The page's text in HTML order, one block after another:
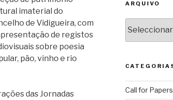
imaterial do
de Vidigueira, com
de registos
sobre poesia
pão, vinho e rio
das Jornadas
ARQUIVO
Call for Papers